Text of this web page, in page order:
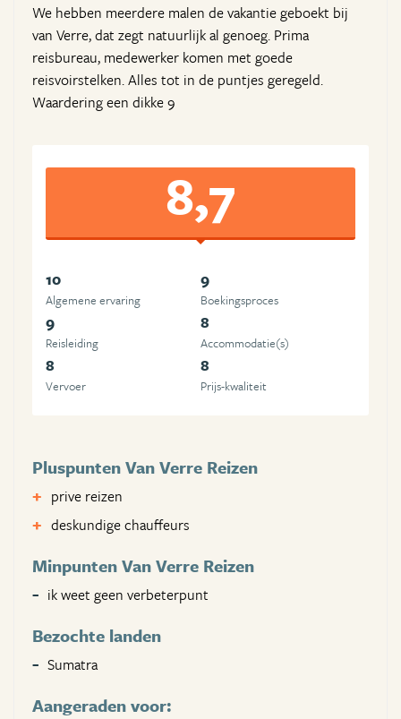
We hebben meerdere malen de vakantie geboekt bij
van Verre, dat zegt natuurlijk al genoeg. Prima
reisbureau, medewerker komen met goede
reisvoirstelken. Alles tot in de puntjes geregeld.
Waardering een dikke 9
8,7
10
Algemene ervaring
9
Boekingsproces
9
Reisleiding
8
Accommodatie(s)
8
Vervoer
8
Prijs-kwaliteit
Pluspunten Van Verre Reizen
prive reizen
deskundige chauffeurs
Minpunten Van Verre Reizen
ik weet geen verbeterpunt
Bezochte landen
Sumatra
Aangeraden voor: